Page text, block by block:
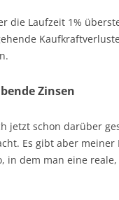
die Laufzeit 1%
Zinsen
jetzt schon darüber
Es gibt aber
in dem man eine